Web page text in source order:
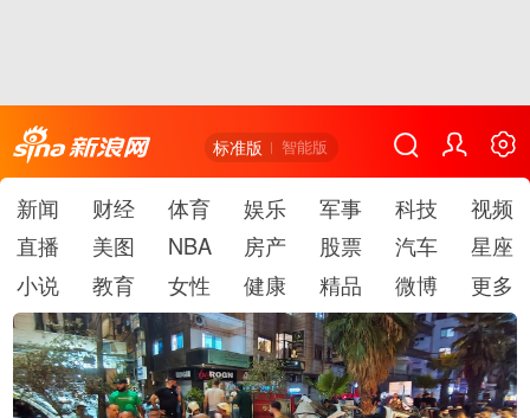
标准版 智能版
新闻 财经 体育 娱乐 军事 科技
视频
直播
美图 NBA 房产 股票 汽车
星座
小说
教育 女性 健康 精品 微博 更多